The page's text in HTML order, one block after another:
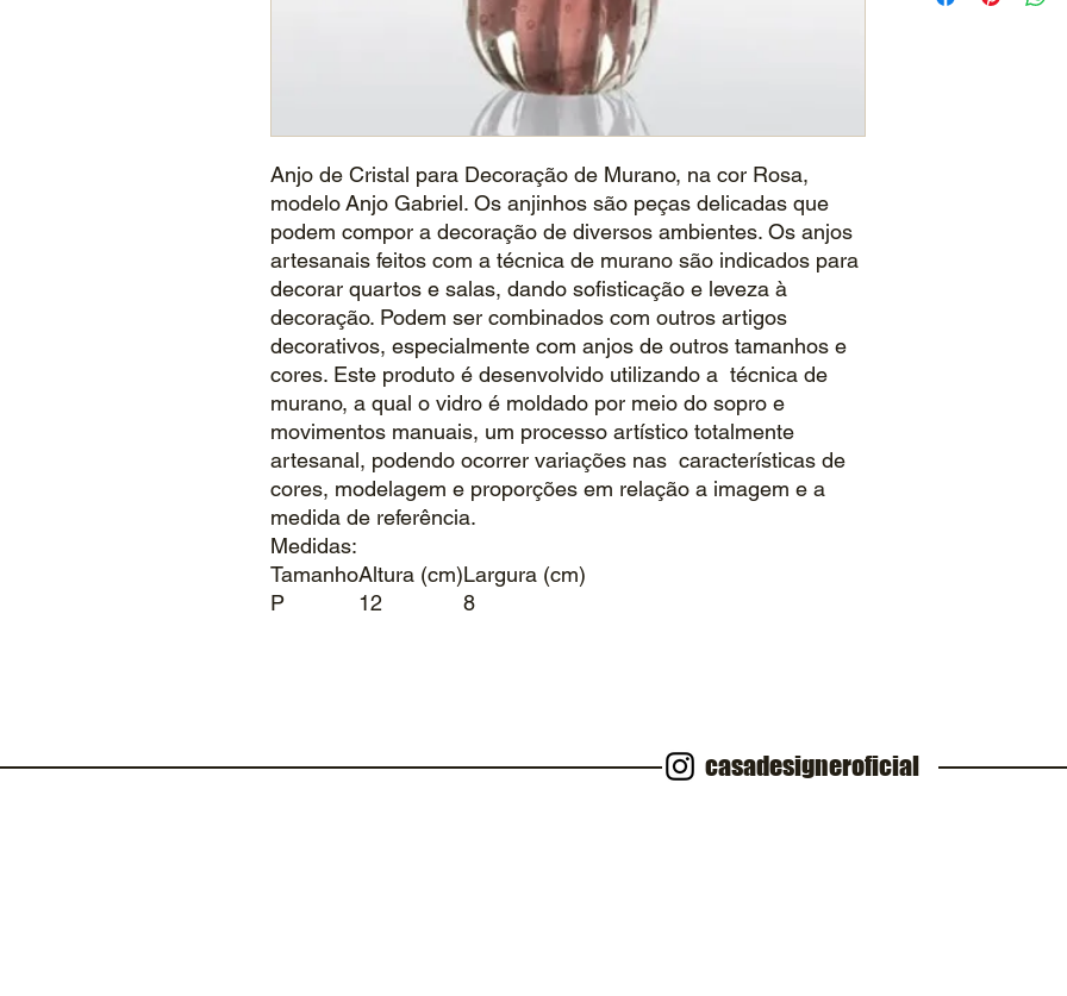
Anjo de Cristal para Decoração de Murano, na cor Rosa,
modelo Anjo Gabriel. Os anjinhos são peças delicadas que
podem compor a decoração de diversos ambientes. Os anjos
artesanais feitos com a técnica de murano são indicados para
decorar quartos e salas, dando sofisticação e leveza à
decoração. Podem ser combinados com outros artigos
decorativos, especialmente com anjos de outros tamanhos e
cores. Este produto é desenvolvido utilizando a técnica de
murano, a qual o vidro é moldado por meio do sopro e
movimentos manuais, um processo artístico totalmente
artesanal, podendo ocorrer variações nas características de
cores, modelagem e proporções em relação a imagem e a
medida de referência.
Medidas:
TamanhoAltura (cm)Largura (cm)
P
12 8
casadesigneroficial